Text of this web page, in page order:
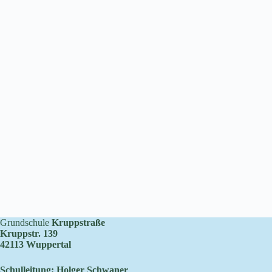
Grundschule Kruppstraße
Kruppstr. 139
42113 Wuppertal
Schulleitung: Holger Schwaner